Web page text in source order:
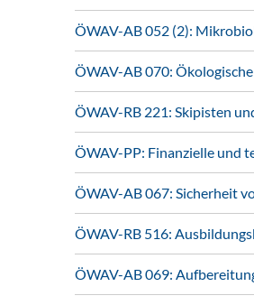
ÖWAV-AB 052 (2):
ÖWAV-AB 070:
ÖWAV-RB 221: Skipisten
ÖWAV-PP: Finanzielle und
ÖWAV-AB 067: Sicherheit
ÖWAV-RB 516:
ÖWAV-AB 069: